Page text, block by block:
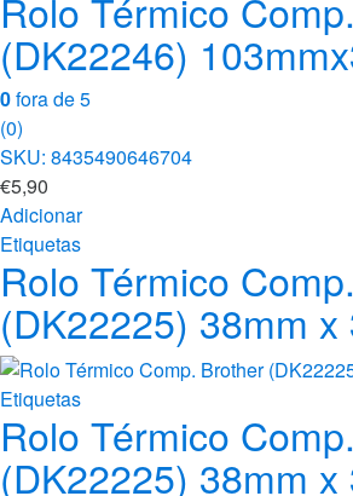
Rolo Térmico
(DK22246)
0fora de 5
(0)
SKU: 8435490646704
€5,90
Adicionar
Etiquetas
Rolo Térmico
(DK22225) 38mm x
Etiquetas
Rolo Térmico
(DK22225) 38mm x